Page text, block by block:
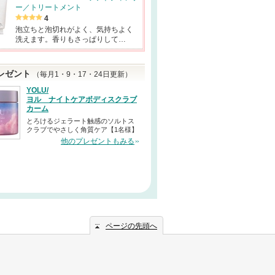
ー／トリートメント
4
泡立ちと泡切れがよく、気持ちよく
洗えます。香りもさっぱりして…
ゼント
（毎月1・9・17・24日更新）
YOLU/
ヨル ナイトケアボディスクラブ
カーム
とろけるジェラート触感のソルトス
クラブでやさしく角質ケア【1名様】
他のプレゼントもみる
ページの先頭へ